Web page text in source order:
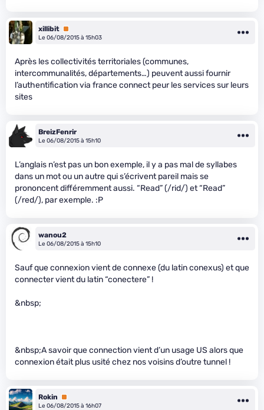
xillibit Premium
Le 06/08/2015 à 15h03
Après les collectivités territoriales (communes,
intercommunalités, départements…) peuvent aussi fournir
l’authentification via france connect peur les services sur leurs
sites
BreizFenrir
Le 06/08/2015 à 15h10
L’anglais n’est pas un bon exemple, il y a pas mal de syllabes
dans un mot ou un autre qui s’écrivent pareil mais se
prononcent différemment aussi. “Read” (/rid/) et “Read”
(/red/), par exemple. :P
wanou2
Le 06/08/2015 à 15h10
Sauf que connexion vient de connexe (du latin conexus) et que
connecter vient du latin “conectere” !
&nbsp;
&nbsp;A savoir que connection vient d’un usage US alors que
connexion était plus usité chez nos voisins d’outre tunnel !
Rokin
Premium
Le 06/08/2015 à 16h07